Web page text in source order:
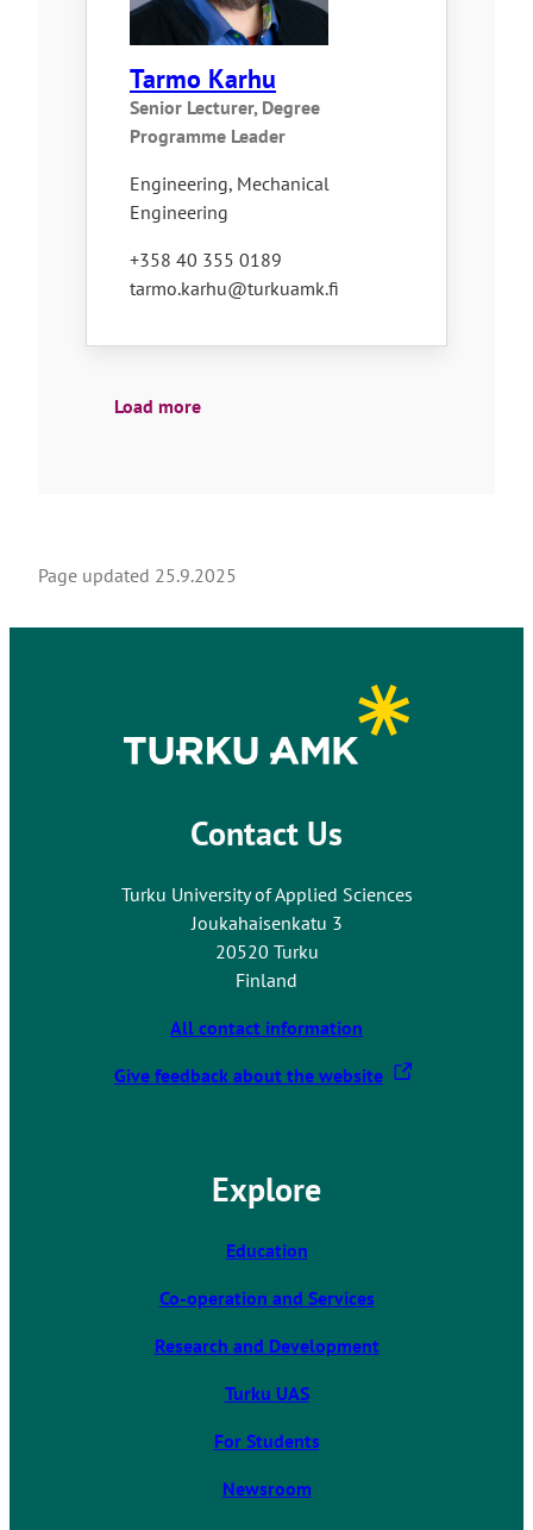
Tarmo Karhu
Senior Lecturer, Degree
Programme Leader
Engineering, Mechanical
Engineering
+358 40 355 0189
tarmo.karhu@turkuamk.fi
Load more
Page updated 25.9.2025
Contact Us
Turku University of Applied Sciences
Joukahaisenkatu 3
20520 Turku
Finland
All contact information
Give feedback about the websiteT
Explore
Education
Co-operation and Services
Research and Development
Turku UAS
For Students
Newsroom